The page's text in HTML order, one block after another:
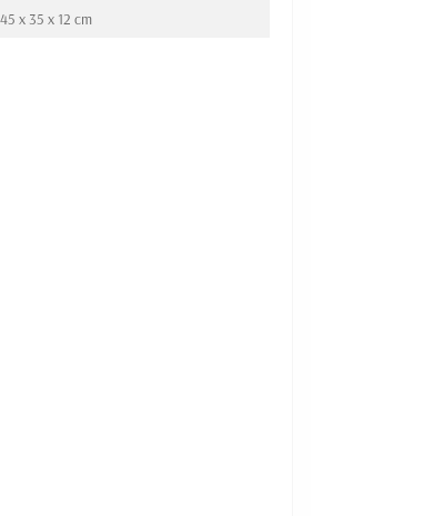
45 x 35 x 12 cm